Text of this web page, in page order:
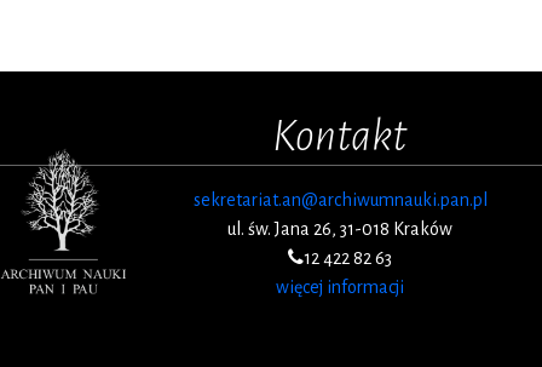
Kontakt
sekretariat.an@archiwumnauki.pan.pl
ul. św. Jana 26, 31-018 Kraków
12 422 82 63
więcej informacji